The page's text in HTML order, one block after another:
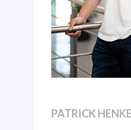
PATRICK HENKE